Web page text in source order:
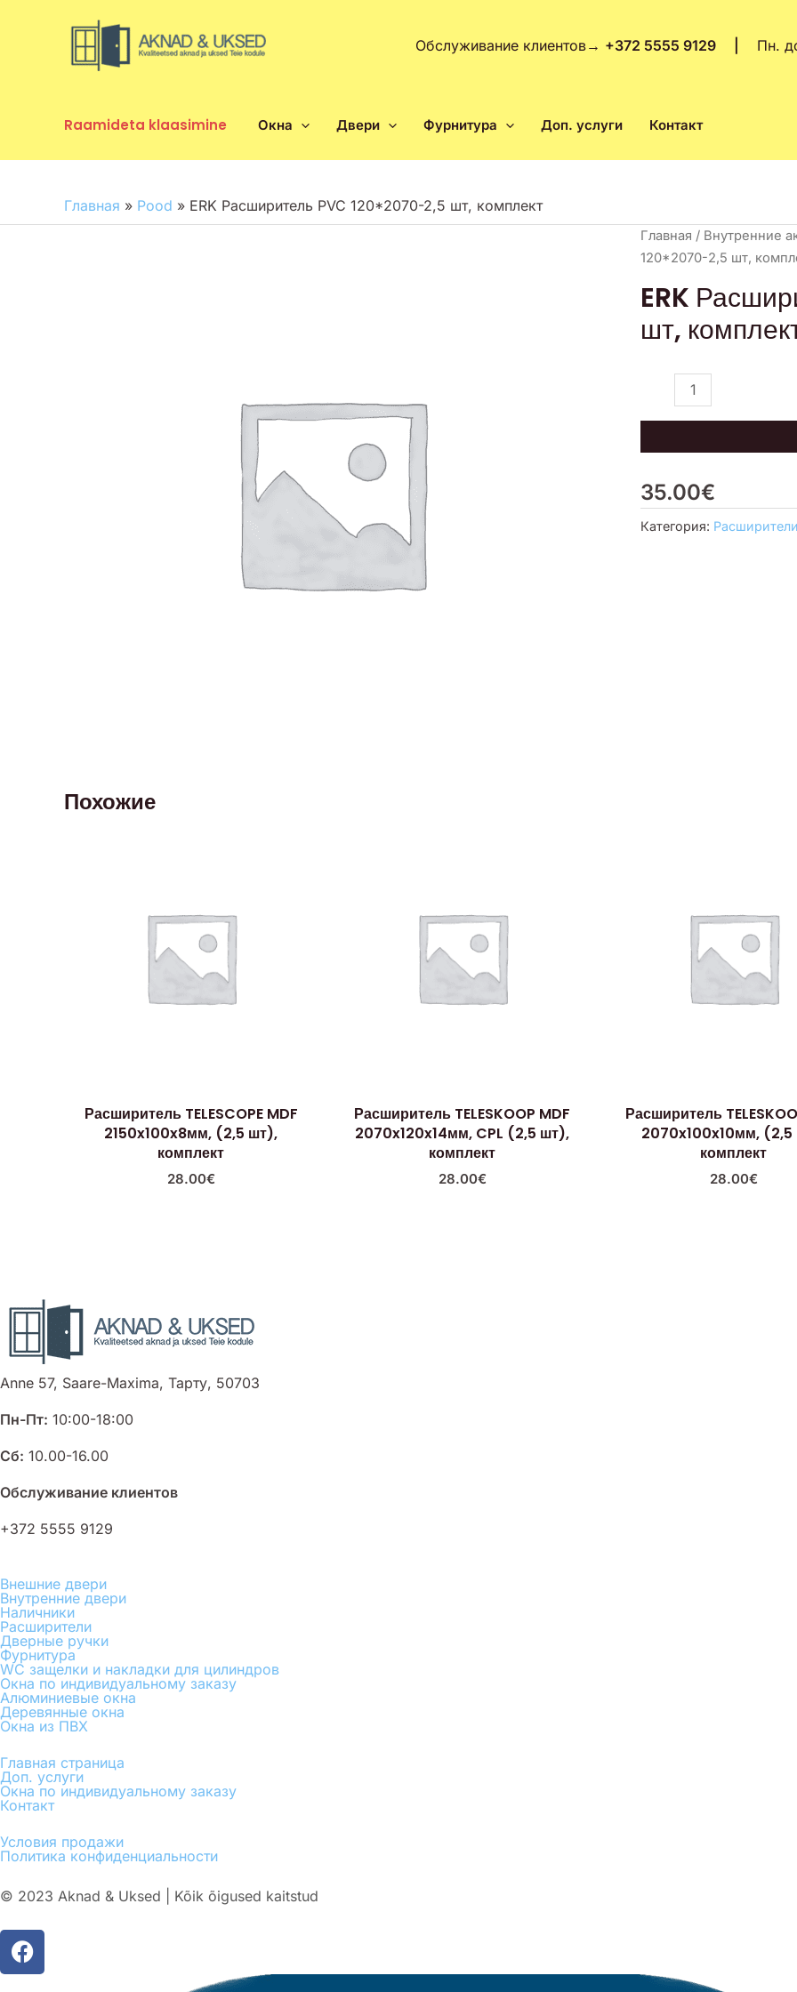
Обслуживание клиентов→ +372 5555 9129 | Пн.
Raamideta klaasimine Окна Двери Фурнитура Доп. услуги Контакт
Главная » Pood » ERK Расширитель PVC 120*2070-2,5 шт, комплект
Главная / Внутренние
120*2070-2,5 шт,
ERK
шт,
35.00€
Количество
товара
Расширитель
PVC
120*2070-
комплект
Категория: Расширители
Похожие
Расширитель TELESCOPE MDF
2150x100x8мм, (2,5 шт),
комплект
28.00€
Расширитель TELESKOOP MDF
2070x120x14мм, CPL (2,5 шт),
комплект
28.00€
Расширитель
2070x100x10мм,
комплект
28.00€
Anne 57, Saare-Maxima, Тарту, 50703
Пн-Пт: 10:00-18:00
Сб: 10.00-16.00
Обслуживание клиентов
+372 5555 9129
Внешние двери
Внутренние двери
Наличники
Расширители
Дверные ручки
Фурнитура
WC защелки и накладки для цилиндров
Окна по индивидуальному заказу
Алюминиевые окна
Деревянные окна
Окна из ПВХ
Главная страница
Доп. услуги
Окна по индивидуальному заказу
Контакт
Условия продажи
Политика конфиденциальности
© 2023 Aknad & Uksed | Kõik õigused kaitstud
F
a